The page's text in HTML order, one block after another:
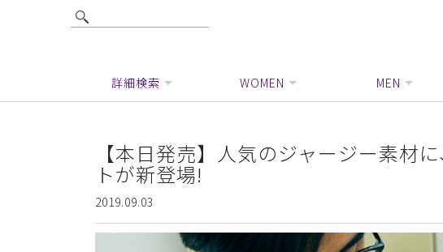
詳細検索 WOMEN MEN
【本日発売】人気のジャージー素材
トが新登場!
2019.09.03